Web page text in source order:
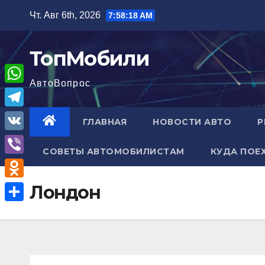
содержимому
Чт. Авг 6th, 2026 7:58:19 AM
ТопМобили
АвтоВопрос
ГЛАВНАЯ НОВОСТИ АВТО
СОВЕТЫ АВТОМОБИЛИСТАМ КУДА
Лондон
W
h
a
A
T
e
l
e
g
V
K
V
i
b
e
O